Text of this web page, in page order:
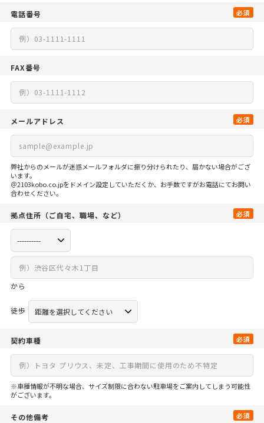
電話番号 必須
FAX番号
メールアドレス 必須
弊社からのメールが迷惑メールフォルダに振り分けられたり、届かない場合がござ
います。
＠2103kobo.co.jpをドメイン設定していただくか、お手数ですがお電話にてお問い
合わせください。
拠点住所 （ご自宅、 職場、など） 必須
から
徒歩
契約車種 必須
※車種情報が不明な場合、サイズ制限に合わない駐車場をご案内してしまう可能性
がございます。
その他備考 必須